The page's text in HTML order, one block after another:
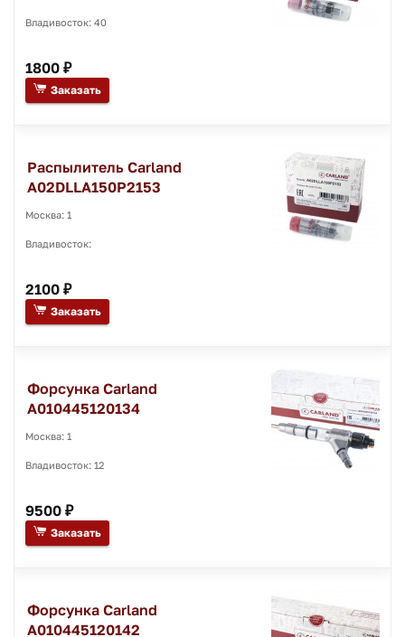
Владивосток: 40
1800 ₽
Заказать
Распылитель Carland
A02DLLA150P2153
Москва: 1
Владивосток:
2100 ₽
Заказать
Форсунка Carland
A010445120134
Москва: 1
Владивосток: 12
9500 ₽
Заказать
Форсунка Carland
A010445120142